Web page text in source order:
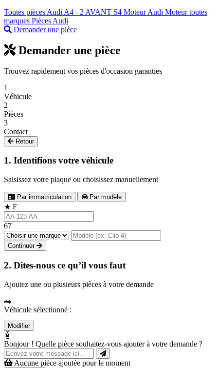
Toutes pièces Audi A4 - 2 AVANT S4 Moteur Audi Moteur toutes
marques Pièces Audi
Demander une pièce
Demander une pièce
Trouvez rapidement vos pièces d'occasion garanties
1
Véhicule
2
Pièces
3
Contact
Retour
1. Identifions votre véhicule
Saisissez votre plaque ou choisissez manuellement
Par immatriculation Par modèle
★ F
67
Continuer
2. Dites-nous ce qu’il vous faut
Ajoutez une ou plusieurs pièces à votre demande
🚗
Véhicule sélectionné :
Modifier
🤖
Bonjour ! Quelle pièce souhaitez-vous ajouter à votre demande ?
Aucune pièce ajoutée pour le moment